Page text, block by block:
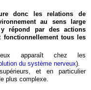
donc les relations de
au sens large
répond par des actions
fonctionnellement tous les
apparaît chez les
du système nerveux).
et en particulier
plus complexe.